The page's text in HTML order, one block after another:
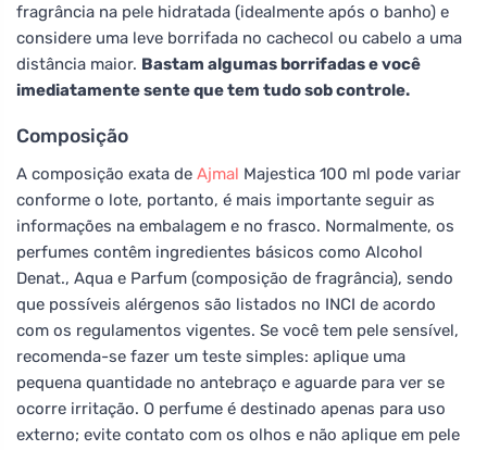
fragrância na pele hidratada (idealmente após o banho) e
considere uma leve borrifada no cachecol ou cabelo a uma
distância maior. Bastam algumas borrifadas e você
imediatamente sente que tem tudo sob controle.
Composição
A composição exata de Ajmal Majestica 100 ml pode variar
conforme o lote, portanto, é mais importante seguir as
informações na embalagem e no frasco. Normalmente, os
perfumes contêm ingredientes básicos como Alcohol
Denat., Aqua e Parfum (composição de fragrância), sendo
que possíveis alérgenos são listados no INCI de acordo
com os regulamentos vigentes. Se você tem pele sensível,
recomenda-se fazer um teste simples: aplique uma
pequena quantidade no antebraço e aguarde para ver se
ocorre irritação. O perfume é destinado apenas para uso
externo; evite contato com os olhos e não aplique em pele